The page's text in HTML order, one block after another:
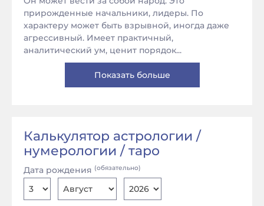
прирожденные начальники, лидеры. По
характеру может быть взрывной, иногда даже
агрессивный. Имеет практичный,
аналитический ум, ценит порядок...
Показать больше
Калькулятор астрологии /
нумерологии / таро
Дата рождения (обязательно)